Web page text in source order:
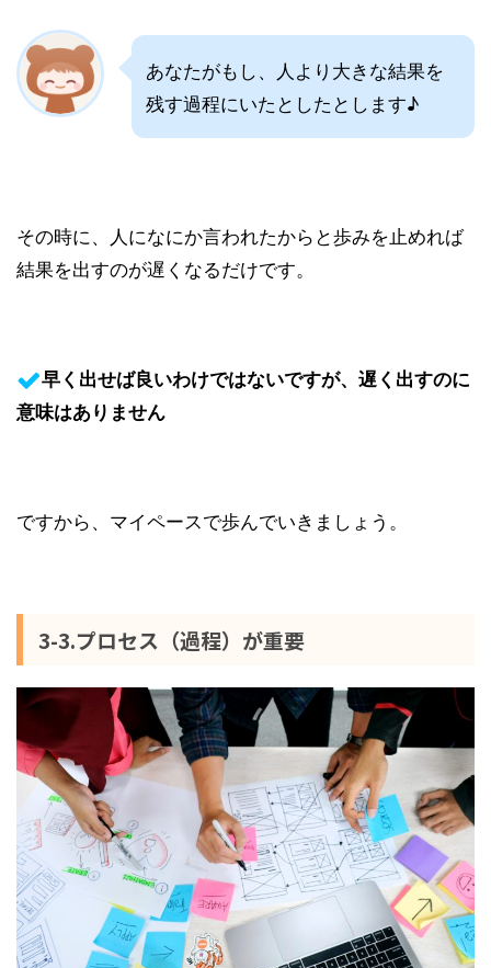
あなたがもし、人より大きな結果を
残す過程にいたとしたとします♪
その時に、人になにか言われたからと歩みを止めれば
結果を出すのが遅くなるだけです。
早く出せば良いわけではないですが、遅く出すのに
意味はありません
ですから、マイペースで歩んでいきましょう。
3-3.プロセス（過程）が重要